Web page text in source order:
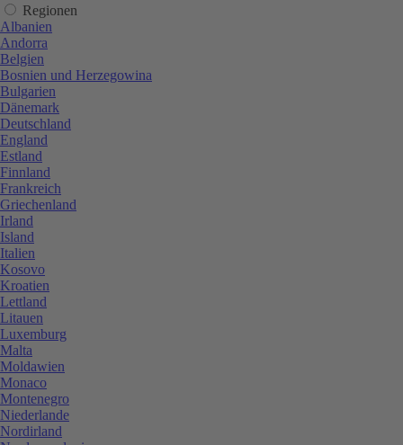
Regionen
Albanien
Andorra
Belgien
Bosnien und Herzegowina
Bulgarien
Dänemark
Deutschland
England
Estland
Finnland
Frankreich
Griechenland
Irland
Island
Italien
Kosovo
Kroatien
Lettland
Litauen
Luxemburg
Malta
Moldawien
Monaco
Montenegro
Niederlande
Nordirland